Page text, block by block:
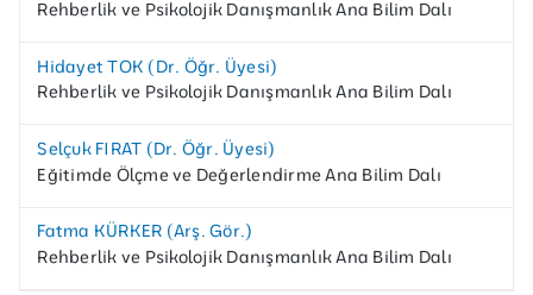
Rehberlik ve Psikolojik Danışmanlık Ana Bilim Dalı
Hidayet TOK (Dr. Öğr. Üyesi)
Rehberlik ve Psikolojik Danışmanlık Ana Bilim Dalı
Selçuk FIRAT (Dr. Öğr. Üyesi)
Eğitimde Ölçme ve Değerlendirme Ana Bilim Dalı
Fatma KÜRKER (Arş. Gör.)
Rehberlik ve Psikolojik Danışmanlık Ana Bilim Dalı